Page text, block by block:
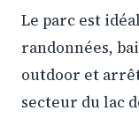
Le parc est
randonnées,
outdoor et
secteur du lac